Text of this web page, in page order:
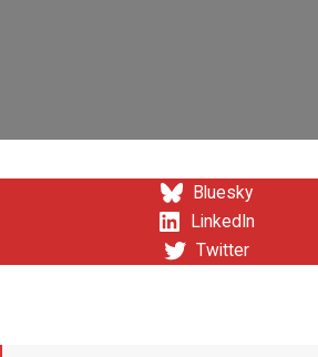
Bluesky
LinkedIn
Twitter